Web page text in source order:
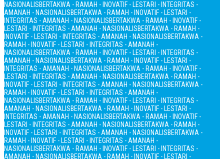
NASIONALISBERTAKWA - RAMAH - INOVATIF - LESTARI - INTEGRITAS -
AMANAH - NASIONALISBERTAKWA - RAMAH - INOVATIF - LESTARI -
INTEGRITAS - AMANAH - NASIONALISBERTAKWA - RAMAH - INOVATIF -
LESTARI - INTEGRITAS - AMANAH - NASIONALISBERTAKWA - RAMAH -
INOVATIF - LESTARI - INTEGRITAS - AMANAH - NASIONALISBERTAKWA -
RAMAH - INOVATIF - LESTARI - INTEGRITAS - AMANAH -
NASIONALISBERTAKWA - RAMAH - INOVATIF - LESTARI - INTEGRITAS -
AMANAH - NASIONALISBERTAKWA - RAMAH - INOVATIF - LESTARI -
INTEGRITAS - AMANAH - NASIONALISBERTAKWA - RAMAH - INOVATIF -
LESTARI - INTEGRITAS - AMANAH - NASIONALISBERTAKWA - RAMAH -
INOVATIF - LESTARI - INTEGRITAS - AMANAH - NASIONALISBERTAKWA -
RAMAH - INOVATIF - LESTARI - INTEGRITAS - AMANAH -
NASIONALISBERTAKWA - RAMAH - INOVATIF - LESTARI - INTEGRITAS -
AMANAH - NASIONALISBERTAKWA - RAMAH - INOVATIF - LESTARI -
INTEGRITAS - AMANAH - NASIONALISBERTAKWA - RAMAH - INOVATIF -
LESTARI - INTEGRITAS - AMANAH - NASIONALISBERTAKWA - RAMAH -
INOVATIF - LESTARI - INTEGRITAS - AMANAH - NASIONALISBERTAKWA -
RAMAH - INOVATIF - LESTARI - INTEGRITAS - AMANAH -
NASIONALISBERTAKWA - RAMAH - INOVATIF - LESTARI - INTEGRITAS -
AMANAH - NASIONALISBERTAKWA - RAMAH - INOVATIF - LESTARI -